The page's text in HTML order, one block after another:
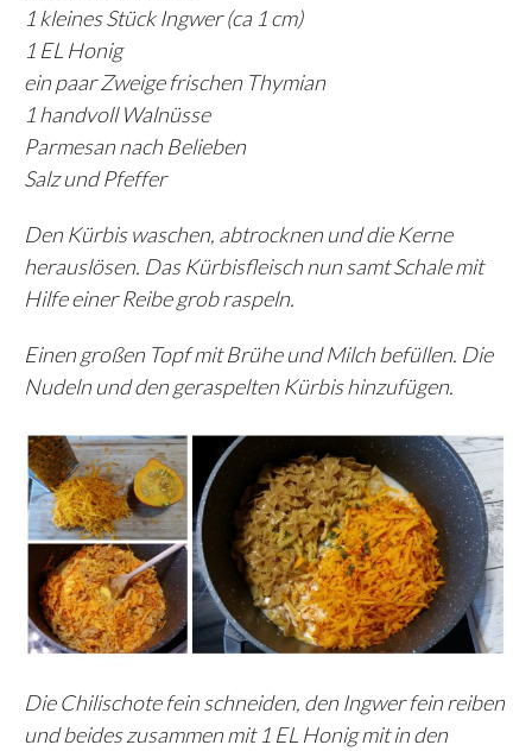
1 kleines Stück Ingwer (ca 1 cm)
1 EL Honig
ein paar Zweige frischen Thymian
1 handvoll Walnüsse
Parmesan nach Belieben
Salz und Pfeffer
Den Kürbis waschen, abtrocknen und die Kerne
herauslösen. Das Kürbisfleisch nun samt Schale mit
Hilfe einer Reibe grob raspeln.
Einen großen Topf mit Brühe und Milch befüllen. Die
Nudeln und den geraspelten Kürbis hinzufügen.
Die Chilischote fein schneiden, den Ingwer fein reiben
und beides zusammen mit 1 EL Honig mit in den